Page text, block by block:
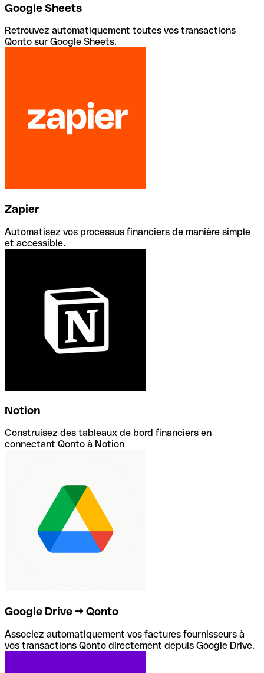
Google Sheets
Retrouvez automatiquement toutes vos transactions
Qonto sur Google Sheets.
Zapier
Automatisez vos processus financiers de manière simple
et accessible.
Notion
Construisez des tableaux de bord financiers en
connectant Qonto à Notion
Google Drive → Qonto
Associez automatiquement vos factures fournisseurs à
vos transactions Qonto directement depuis Google Drive.